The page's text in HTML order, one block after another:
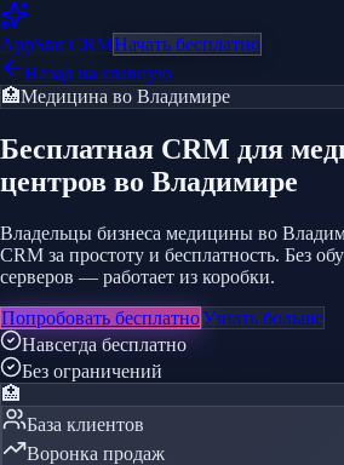
AppStarCRMНачать бесплатно
Назад на главную
🏥Медицина во Владимире
Бесплатная CRM для
центров во Владимире
Владельцы бизнеса медицины во
CRM за простоту и бесплатность. Без
серверов — работает из коробки.
Попробовать бесплатноУзнать больше
Навсегда бесплатно
Без ограничений
🏥
База клиентов
Воронка продаж